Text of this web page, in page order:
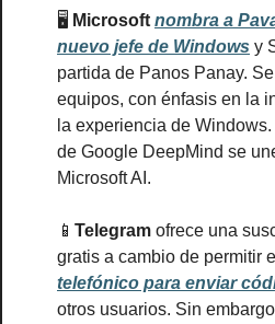
🖥️ Microsoft nombra a
nuevo jefe de Windows y
partida de Panos Panay.
equipos, con énfasis en la
la experiencia de
de Google DeepMind se
Microsoft AI.
📱 Telegram ofrece una
gratis a cambio de permitir el
telefónico para enviar
otros usuarios. Sin